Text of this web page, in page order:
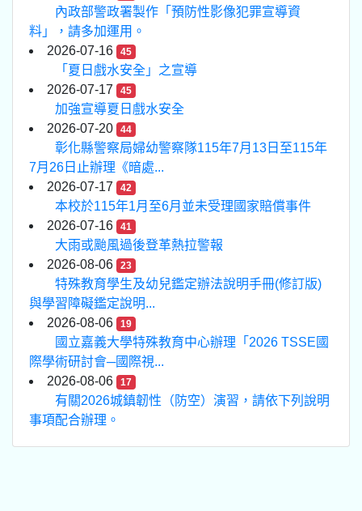
內政部警政署製作「預防性影像犯罪宣導資
料」，請多加運用。
2026-07-16
45
「夏日戲水安全」之宣導
2026-07-17
45
加強宣導夏日戲水安全
2026-07-20
44
彰化縣警察局婦幼警察隊115年7月13日至115年
7月26日止辦理《暗處...
2026-07-17
42
本校於115年1月至6月並未受理國家賠償事件
2026-07-16
41
大雨或颱風過後登革熱拉警報
2026-08-06
23
特殊教育學生及幼兒鑑定辦法說明手冊(修訂版)
與學習障礙鑑定說明...
2026-08-06
19
國立嘉義大學特殊教育中心辦理「2026 TSSE國
際學術研討會─國際視...
2026-08-06
17
有關2026城鎮韌性（防空）演習，請依下列說明
事項配合辦理。